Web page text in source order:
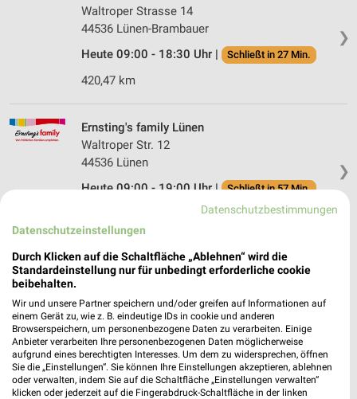
❯
Waltroper Strasse 14
44536 Lünen-Brambauer
Heute 09:00 - 18:30 Uhr |
Schließt in 27 Min.
420,47 km
❯
Ernsting's family Lünen
Waltroper Str. 12
44536 Lünen
Heute 09:00 - 19:00 Uhr | Schließt in 57 Min.
Berken Selm
Kreisstraße 58
59379 Selm
Heute 09:30 - 13:00 14:30 - 18:30 Uhr |
Schließt in 27 Min.
415,88 km
Datenschutzbestimmungen
Datenschutzeinstellungen
Durch Klicken auf die Schaltfläche „Ablehnen“ wird die
Standardeinstellung nur für unbedingt erforderliche cookie
beibehalten.
Wir und unsere Partner speichern und/oder greifen auf Informationen auf
einem Gerät zu, wie z. B. eindeutige IDs in cookie und anderen
Browserspeichern, um personenbezogene Daten zu verarbeiten. Einige
Anbieter verarbeiten Ihre personenbezogenen Daten möglicherweise
aufgrund eines berechtigten Interesses. Um dem zu widersprechen, öffnen
Sie die „Einstellungen“. Sie können Ihre Einstellungen akzeptieren, ablehnen
oder verwalten, indem Sie auf die Schaltfläche „Einstellungen verwalten“
klicken oder jederzeit auf die Fingerabdruck-Schaltfläche in der linken